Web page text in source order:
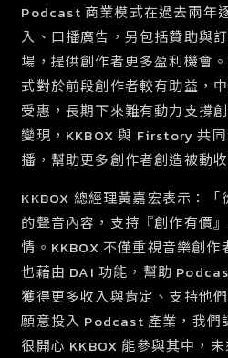
Podcast 商業模式在過去兩年
入、口播廣告，另包括贊助與
場，提供創作者更多盈利機會
式對於前段創作者較有助益，
受惠，長期下來難有動力支撐
變現，KKBOX 與 Firstory 共
播，幫助更多創作者創造被動
KKBOX 總經理黃嘉宏表示：
的聲音內容，支持『創作有價
情。KKBOX 不僅重視音樂創
也藉由 DAI 功能，幫助
獲得更多收入與肯定、支持他
願意投入 Podcast 產業，我們
很開心 KKBOX 能參與其中，